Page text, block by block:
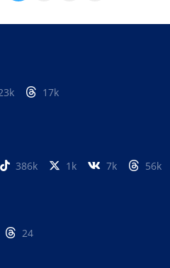
17k
386k 1k 7k 56k
24